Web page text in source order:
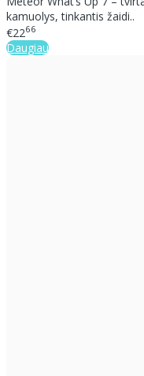
kamuolys, tinkantis žaidi..
€2266
Daugiau